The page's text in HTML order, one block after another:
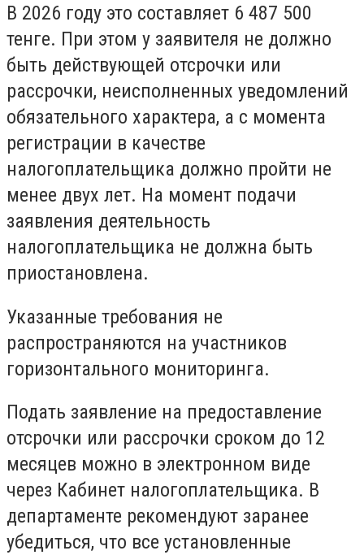
В 2026 году это составляет 6 487 500
тенге. При этом у заявителя не должно
быть действующей отсрочки или
рассрочки, неисполненных уведомлений
обязательного характера, а с момента
регистрации в качестве
налогоплательщика должно пройти не
менее двух лет. На момент подачи
заявления деятельность
налогоплательщика не должна быть
приостановлена.
Указанные требования не
распространяются на участников
горизонтального мониторинга.
Подать заявление на предоставление
отсрочки или рассрочки сроком до 12
месяцев можно в электронном виде
через Кабинет налогоплательщика. В
департаменте рекомендуют заранее
убедиться, что все установленные